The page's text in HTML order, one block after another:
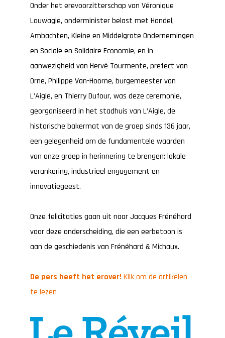
Onder het erevoorzitterschap van Véronique
Louwagie, onderminister belast met Handel,
Ambachten, Kleine en Middelgrote Ondernemingen
en Sociale en Solidaire Economie, en in
aanwezigheid van Hervé Tourmente, prefect van
Orne, Philippe Van-Hoorne, burgemeester van
L’Aigle, en Thierry Dufour, was deze ceremonie,
georganiseerd in het stadhuis van L’Aigle, de
historische bakermat van de groep sinds 136 jaar,
een gelegenheid om de fundamentele waarden
van onze groep in herinnering te brengen: lokale
verankering, industrieel engagement en
innovatiegeest.
Onze felicitaties gaan uit naar Jacques Frénéhard
voor deze onderscheiding, die een eerbetoon is
aan de geschiedenis van Frénéhard & Michaux.
De pers heeft het erover! Klik om de artikelen
te lezen